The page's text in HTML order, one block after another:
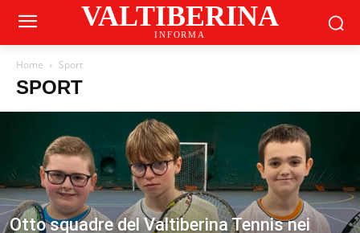
VALTIBERINA
INFORMA
Home Sport
SPORT
Otto squadre del Valtiberina Tennis nei